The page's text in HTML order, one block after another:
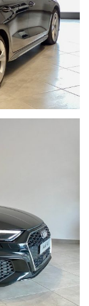
con bilancieri
frenante)
dei sedili
regolabili
per mantenimento
l’accuratezza
e gli
non
causa della non